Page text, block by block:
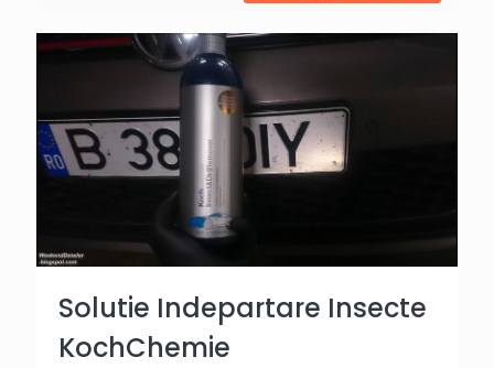
Solutie Indepartare Insecte
KochChemie